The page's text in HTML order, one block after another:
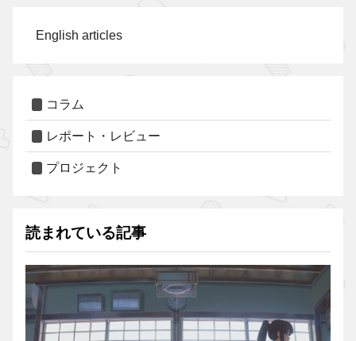
English articles
コラム
レポート・レビュー
プロジェクト
読まれている記事